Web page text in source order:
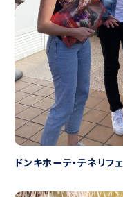
ドンキホーテ・テネリフェ